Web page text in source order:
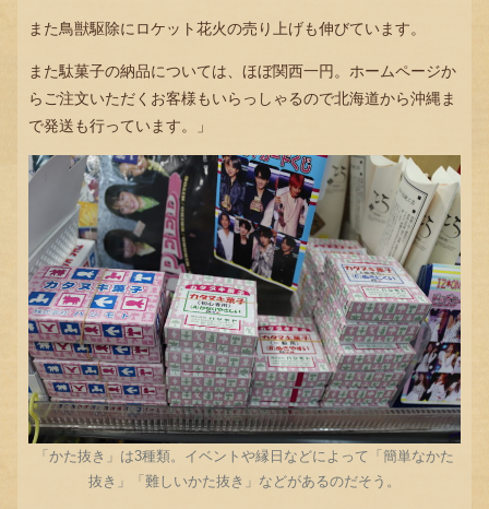
また鳥獣駆除にロケット花火の売り上げも伸びています。
また駄菓子の納品については、ほぼ関西一円。ホームページか
らご注文いただくお客様もいらっしゃるので北海道から沖縄ま
で発送も行っています。」
「かた抜き」は3種類。イベントや縁日などによって「簡単なかた
抜き」「難しいかた抜き」などがあるのだそう。